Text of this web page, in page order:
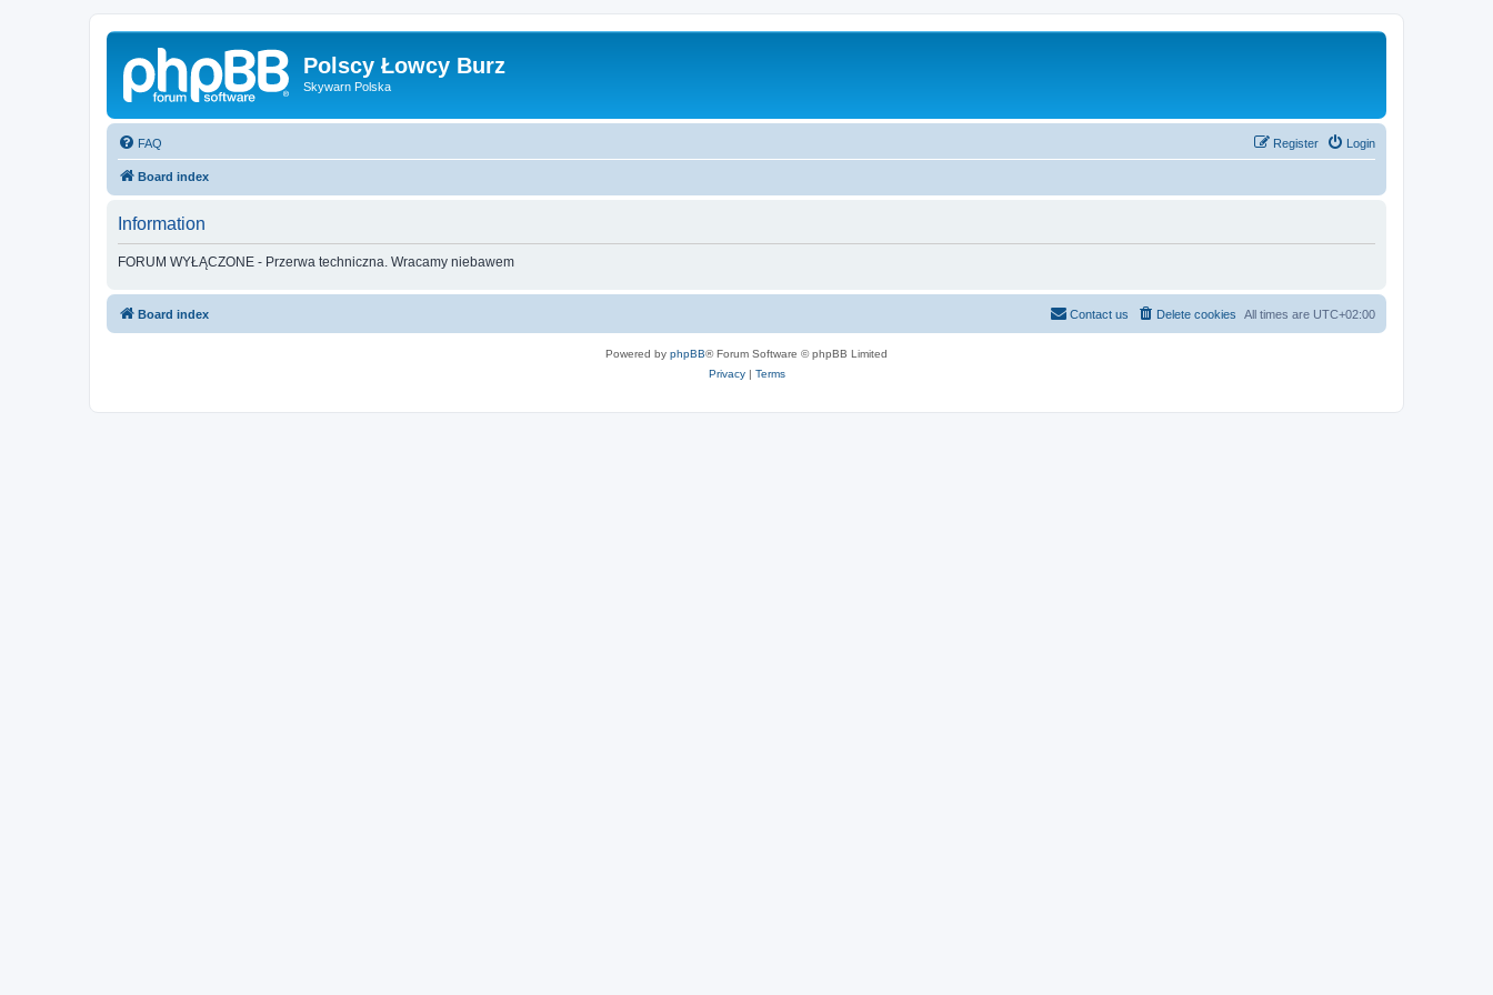
Polscy Łowcy Burz
Skywarn Polska
FAQ Login
Register
Board index
Information
FORUM WYŁĄCZONE - Przerwa techniczna. Wracamy niebawem
Board index All times are UTC+02:00
Delete cookies
Contact us
Powered by phpBB® Forum Software © phpBB Limited
Privacy| Terms